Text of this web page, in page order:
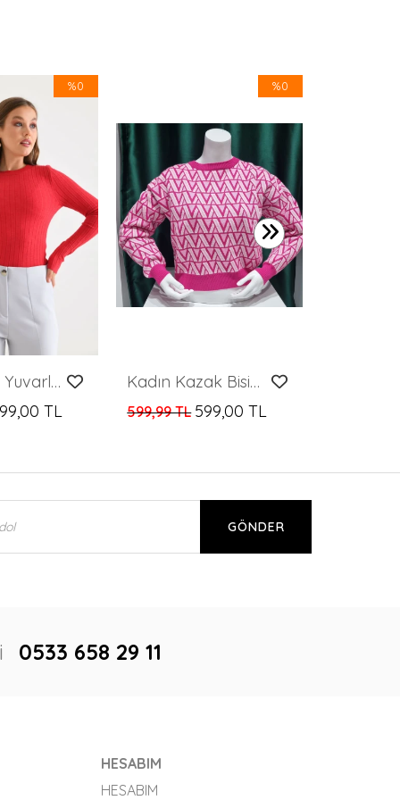
%0
Kadın Fitilli Yuvarlak Yaka İnce Kazak
TL
%0
Kadın Kazak Bisiklet Yaka Desenli Kadın Kazak Pembe - 224503
599,99 TL 599,00 TL
GÖNDER
0533 658 29 11
HESABIM
HESABIM